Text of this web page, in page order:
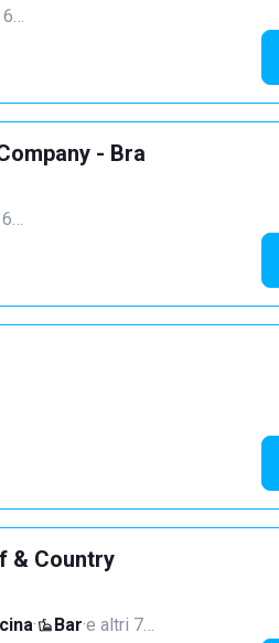
6…
- Bra
& Country
· Bar·e altri 7…